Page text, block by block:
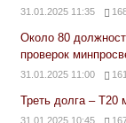
31.01.2025 11:35
Около 80
проверок
31.01.2025 11:00
Треть долга – Т20
31.01.2025 10:45